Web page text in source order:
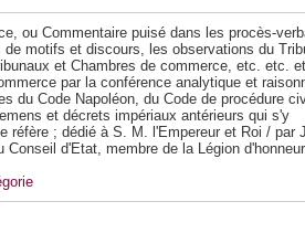
ou Commentaire puisé dans les procès-
motifs et discours, les observations du
et Chambres de commerce, etc. etc. et
par la conférence analytique et
du Code Napoléon, du Code de procédure
et décrets impériaux antérieurs qui s'y
réfère ; dédié à S. M. l'Empereur et Roi / par
Conseil d'Etat, membre de la Légion